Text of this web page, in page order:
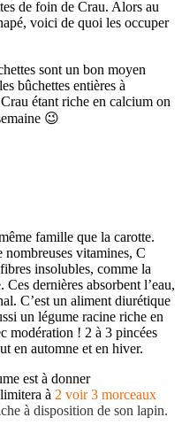
de foin de Crau. Alors au
voici de quoi les occuper
sont un bon moyen
bûchettes entières à
étant riche en calcium on
😉
famille que la carotte.
nombreuses vitamines, C
insolubles, comme la
dernières absorbent l’eau,
C’est un aliment diurétique
un légume racine riche en
modération ! 2 à 3 pincées
en automne et en hiver.
est à donner
à 2 voir 3 morceaux
à disposition de son lapin.